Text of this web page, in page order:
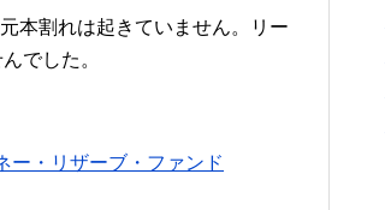
本割れは起きていません。リー
でした。
ー・リザーブ・ファンド